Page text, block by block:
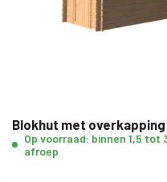
Blokhut met
Op voorraad: binnen 1,5 tot
afroep